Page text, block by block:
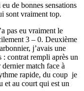
de bonnes sensations
sont vraiment top.
pas eu vraiment le
3 – 0. Deuxième
j’avais une
: contrat rempli après un
match face à
rapide, du coup je
et au court qui est un